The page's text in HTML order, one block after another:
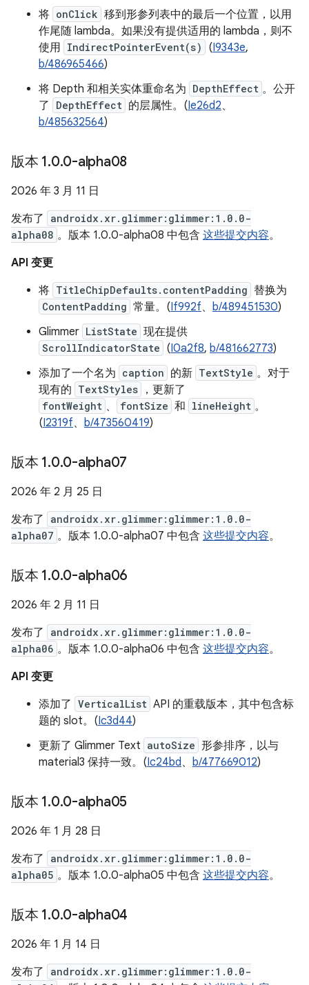
将 onClick 移到形参列表中的最后一个位置，以用
作尾随 lambda。如果没有提供适用的 lambda，则不
使用 IndirectPointerEvent(s) (I9343e,
b/486965466)
将 Depth 和相关实体重命名为 DepthEffect 。公开
了
DepthEffect 的层属性。(Ie26d2、
b/485632564)
版本 1.0.0-alpha08
2026 年 3 月 11 日
发布了
androidx.xr.glimmer:glimmer:1.0.0-
alpha08 。版本 1.0.0-alpha08 中包含 这些提交内容。
API 变更
将 TitleChipDefaults.contentPadding 替换为
ContentPadding 常量。(If992f、 b/489451530)
Glimmer ListState 现在提供
ScrollIndicatorState (I0a2f8, b/481662773)
添加了一个名为 caption 的新 TextStyle 。对于
现有的 TextStyles ，更新了
fontWeight 、 fontSize 和 lineHeight 。
(I2319f、 b/473560419)
版本 1.0.0-alpha07
2026 年 2 月 25 日
发布了
androidx.xr.glimmer:glimmer:1.0.0-
alpha07 。版本 1.0.0-alpha07 中包含 这些提交内容。
版本 1.0.0-alpha06
2026 年 2 月 11 日
发布了
androidx.xr.glimmer:glimmer:1.0.0-
alpha06 。版本 1.0.0-alpha06 中包含 这些提交内容。
API 变更
添加了 VerticalList API 的重载版本，其中包含标
题的 slot。(Ic3d44)
更新了 Glimmer Text autoSize 形参排序，以与
material3 保持一致。(Ic24bd、 b/477669012)
版本 1.0.0-alpha05
2026 年 1 月 28 日
发布了
androidx.xr.glimmer:glimmer:1.0.0-
alpha05 。版本 1.0.0-alpha05 中包含 这些提交内容。
版本 1.0.0-alpha04
2026 年 1 月 14 日
发布了
androidx.xr.glimmer:glimmer:1.0.0-